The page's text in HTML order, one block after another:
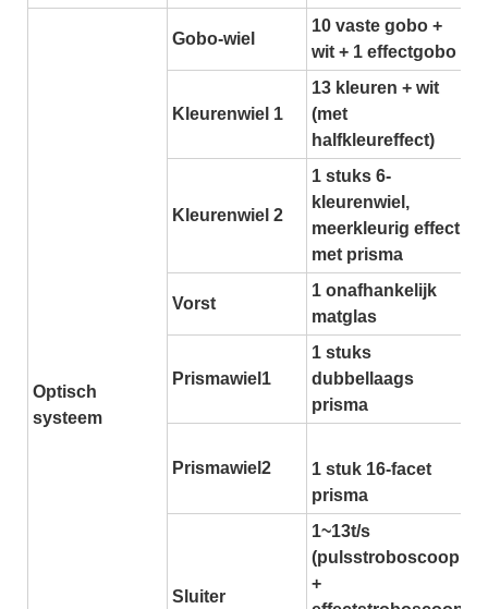
Optisch
systeem
Gobo-wiel
10 vaste gobo +
wit + 1 effectgobo
Kleurenwiel 1
13 kleuren + wit
(met
halfkleureffect)
Kleurenwiel 2
1 stuks 6-
kleurenwiel,
meerkleurig effect
met prisma
Vorst
1 onafhankelijk
matglas
Prismawiel1
1 stuks
dubbellaags
prisma
Prismawiel2
1 stuk 16-facet
prisma
Sluiter
1~13t/s
(pulsstroboscoop
+